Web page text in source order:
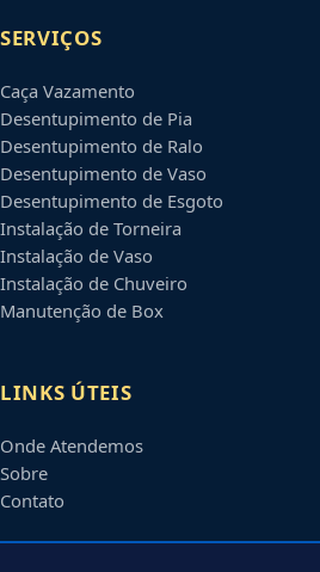
SERVIÇOS
Caça Vazamento
Desentupimento de Pia
Desentupimento de Ralo
Desentupimento de Vaso
Desentupimento de Esgoto
Instalação de Torneira
Instalação de Vaso
Instalação de Chuveiro
Manutenção de Box
LINKS ÚTEIS
Onde Atendemos
Sobre
Contato